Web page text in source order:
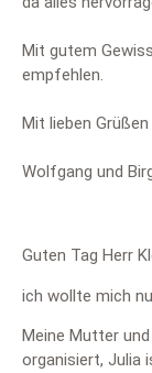
Mit gutem
empfehlen.
Mit lieben
Wolfgang und
Guten Tag Herr
ich wollte mich
Meine Mutter
organisiert, Julia